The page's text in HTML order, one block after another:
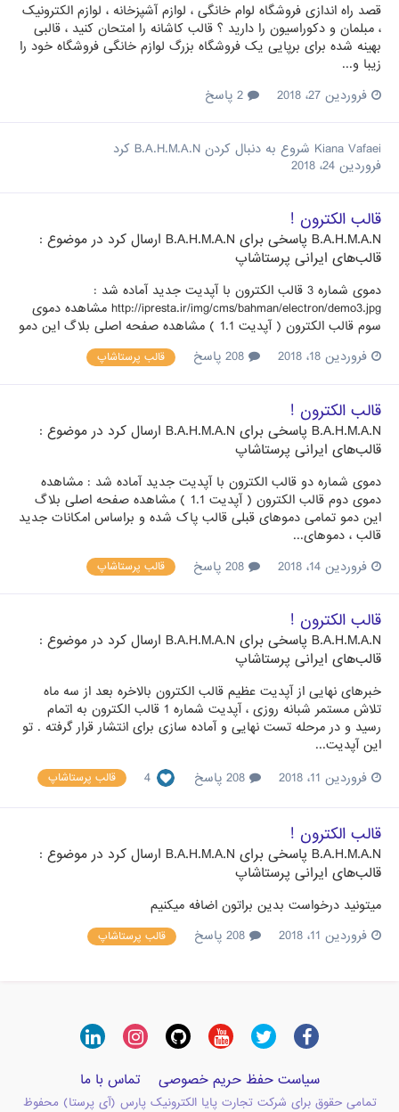
قصد راه اندازی فروشگاه لوام خانگی ، لوازم آشپزخانه ، لوازم الکترونیک
، مبلمان و دکوراسیون را دارید ؟ قالب کاشانه را امتحان کنید ، قالبی
بهینه شده برای برپایی یک فروشگاه بزرگ لوازم خانگی فروشگاه خود را
زیبا و...
فروردین 27، 2018
Kiana Vafaei شروع به دنبال کردن B.A.H.M.A.N کرد
فروردین 24، 2018
قالب الکترون !
B.A.H.M.A.N پاسخی برای B.A.H.M.A.N ارسال کرد در موضوع :
قالب‌های ایرانی پرستاشاپ
دموی شماره 3 قالب الکترون با آپدیت جدید آماده شد :
http://ipresta.ir/img/cms/bahman/electron/demo3.jpg مشاهده دموی
سوم قالب الکترون ( آپدیت 1.1 ) مشاهده صفحه اصلی بلاگ این دمو
فروردین 18، 2018
قالب پرستاشاپ
قالب الکترون !
B.A.H.M.A.N پاسخی برای B.A.H.M.A.N ارسال کرد در موضوع :
قالب‌های ایرانی پرستاشاپ
دموی شماره دو قالب الکترون با آپدیت جدید آماده شد : مشاهده
دموی دوم قالب الکترون ( آپدیت 1.1 ) مشاهده صفحه اصلی بلاگ
این دمو تمامی دموهای قبلی قالب پاک شده و براساس امکانات جدید
قالب ، دموهای...
فروردین 14، 2018
قالب پرستاشاپ
قالب الکترون !
B.A.H.M.A.N پاسخی برای B.A.H.M.A.N ارسال کرد در موضوع :
قالب‌های ایرانی پرستاشاپ
خبرهای نهایی از آپدیت عظیم قالب الکترون بالاخره بعد از سه ماه
تلاش مستمر شبانه روزی ، آپدیت شماره 1 قالب الکترون به اتمام
رسید و در مرحله تست نهایی و آماده سازی برای انتشار قرار گرفته . تو
این آپدیت...
فروردین 11، 2018
4 قالب پرستاشاپ
قالب الکترون !
B.A.H.M.A.N پاسخی برای B.A.H.M.A.N ارسال کرد در موضوع :
قالب‌های ایرانی پرستاشاپ
میتونید درخواست بدین براتون اضافه میکنیم
فروردین 11، 2018
قالب پرستاشاپ
سیاست حفظ حریم خصوصی تماس با ما
تمامی حقوق برای شرکت تجارت پایا الکترونیک پارس (آی پرستا) محفوظ